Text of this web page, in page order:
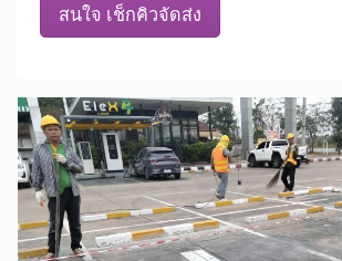
สนใจ เช็กคิวจัดส่ง